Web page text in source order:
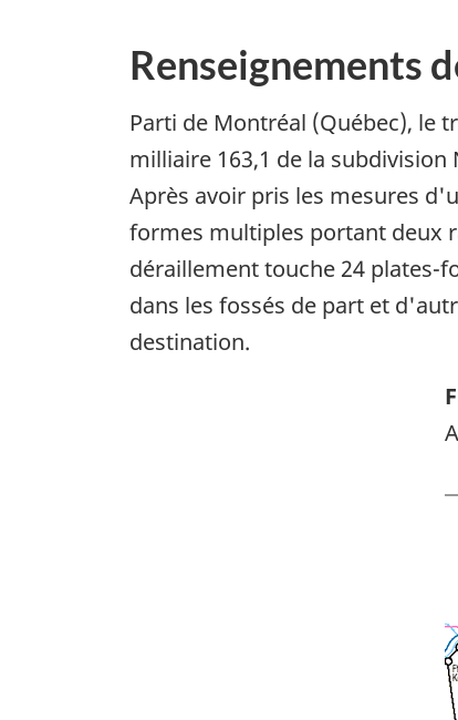
Renseignements
Parti de Montréal (Québec), le
milliaire 163,1 de la
Après avoir pris les mesures
formes multiples portant deux
déraillement touche 24 plates-
dans les fossés de part et
destination.